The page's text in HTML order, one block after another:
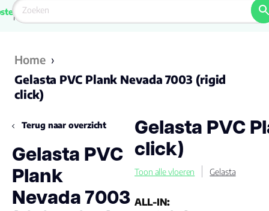
van
Nederland
9.6/10
Home ›
Gelasta PVC Plank Nevada 7003 (rigid
click)
Terug naar overzicht
Gelasta PVC
Plank
Nevada 7003
Gelasta PVC
click)
Toon alle vloeren Gelasta
ALL-IN: